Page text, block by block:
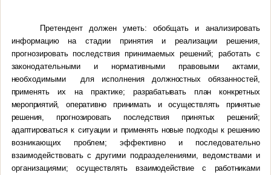
Претендент должен уметь: обобщать и анализировать
информацию на стадии принятия и реализации решения,
прогнозировать последствия принимаемых решений;работать с
законодательными и нормативными правовыми актами,
необходимыми для исполнения должностных обязанностей,
применять их на практике;разрабатывать план конкретных
мероприятий, оперативно принимать и осуществлять принятые
решения, прогнозировать последствия принятых решений;
адаптироваться к ситуации и применять новые подходы к решению
возникающих проблем; эффективно и последовательно
взаимодействовать с другими подразделениями, ведомствами и
организациями;осуществлять взаимодействие с работниками